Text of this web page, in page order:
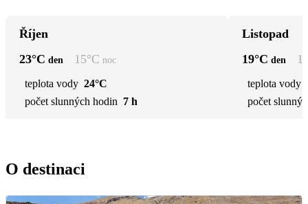
Říjen
23°C den 15°C noc
teplota vody 24°C
počet slunných hodin 7 h
Listopad
19°C den
teplota vody
počet
O destinaci